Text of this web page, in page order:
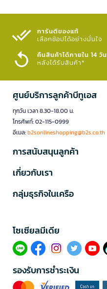
การันตีของแท้
เลือกช้อปได้อย่างมั่นใจ​
คืนสินค้าได้ภายใน 14 วัน
หลังได้รับสินค้า*
ศูนย์บริการลูกค้าบีทูเอส
ทุกวัน เวลา 8.30-18.00 น.
โทรศัพท์: 02-115-0999
อีเมล:b2sonlineshopping@b2s.co.th
การสนับสนุนลูกค้า
เกี่ยวกับเรา
กลุ่มธุรกิจในเครือ
โซเซียลมีเดีย​
รองรับการชำระเงิน